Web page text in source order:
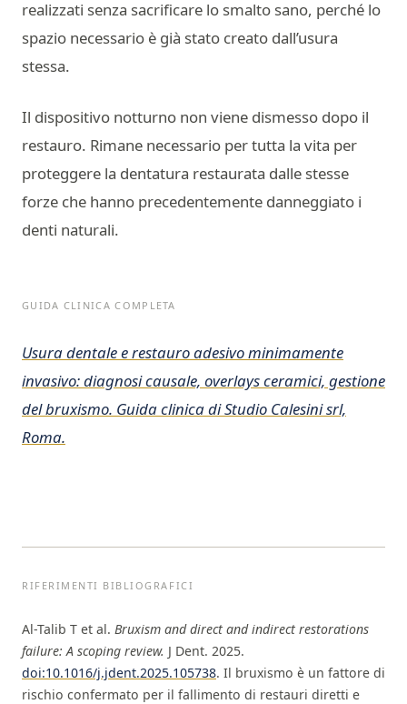
realizzati senza sacrificare lo smalto sano, perché lo
spazio necessario è già stato creato dall’usura
stessa.
Il dispositivo notturno non viene dismesso dopo il
restauro. Rimane necessario per tutta la vita per
proteggere la dentatura restaurata dalle stesse
forze che hanno precedentemente danneggiato i
denti naturali.
GUIDA CLINICA COMPLETA
Usura dentale e restauro adesivo minimamente
invasivo: diagnosi causale, overlays ceramici, gestione
del bruxismo. Guida clinica di Studio Calesini srl,
Roma.
RIFERIMENTI BIBLIOGRAFICI
Al-Talib T et al. Bruxism and direct and indirect restorations
failure: A scoping review. J Dent. 2025.
doi:10.1016/j.jdent.2025.105738. Il bruxismo è un fattore di
rischio confermato per il fallimento di restauri diretti e